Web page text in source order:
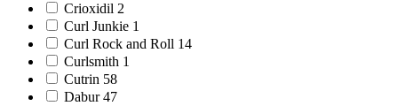
Crioxidil 2
Curl Junkie 1
Curl Rock and Roll 14
Curlsmith 1
Cutrin 58
Dabur 47